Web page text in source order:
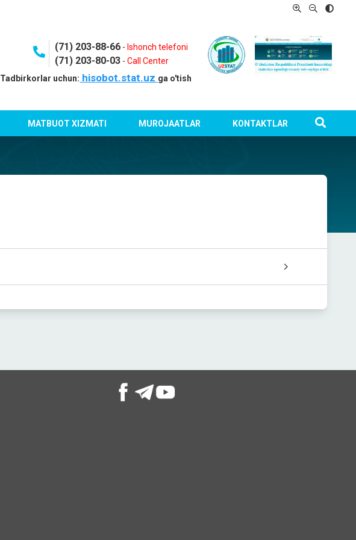
(71) 203-88-66 - Ishonch telefoni
(71) 203-80-03 -Call Center
Tadbirkorlar uchun: hisobot.stat.uz ga o'tish
MATBUOT XIZMATI MUROJAATLAR KONTAKTLAR